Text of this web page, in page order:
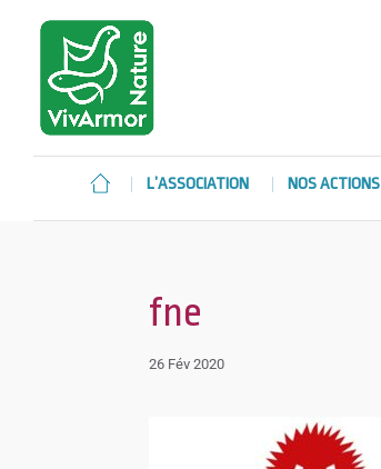
L’ASSOCIATION NOS ACTIONS
fne
26 Fév 2020